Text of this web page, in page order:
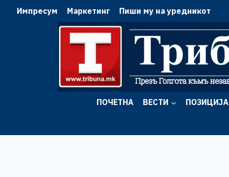
Импресум Маркетинг Пиши му на уредникот
ПОЧЕТНА ВЕСТИ ПОЗИЦИЈА